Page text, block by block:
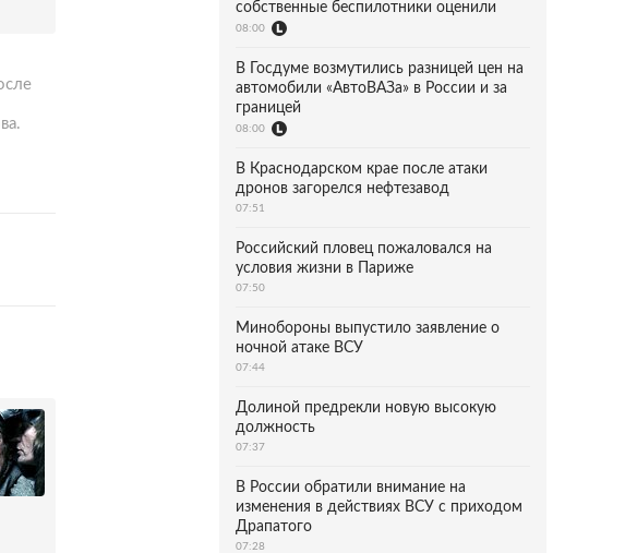
собственные беспилотники оценили
08:00
В Госдуме возмутились разницей цен на
автомобили «АвтоВАЗа» в России и за
границей
08:00
В Краснодарском крае после атаки
дронов загорелся нефтезавод
07:51
Российский пловец пожаловался на
условия жизни в Париже
07:50
Минобороны выпустило заявление о
ночной атаке ВСУ
07:44
Долиной предрекли новую высокую
должность
07:37
В России обратили внимание на
изменения в действиях ВСУ с приходом
Драпатого
07:28